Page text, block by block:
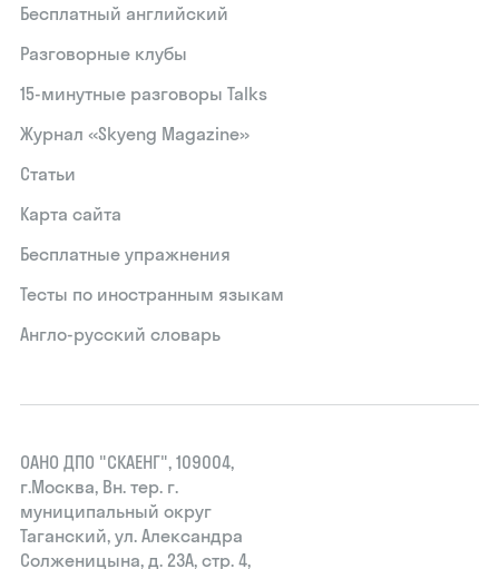
Бесплатный английский
Разговорные клубы
15‑минутные разговоры Talks
Журнал «Skyeng Magazine»
Статьи
Карта сайта
Бесплатные упражнения
Тесты по иностранным языкам
Англо-русский словарь
ОАНО ДПО "СКАЕНГ", 109004,
г.Москва, Вн. тер. г.
муниципальный округ
Таганский, ул. Александра
Солженицына, д. 23А, стр. 4,